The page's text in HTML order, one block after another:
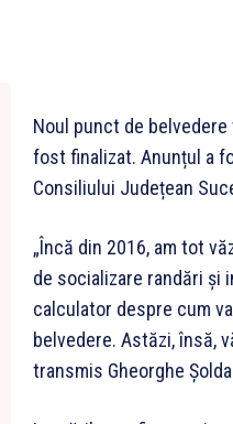
Noul punct de belvedere
fost finalizat. Anunțul a
Consiliului Județean
„Încă din 2016, am tot
de socializare randări și
calculator despre cum
belvedere. Astăzi, însă,
transmis Gheorghe